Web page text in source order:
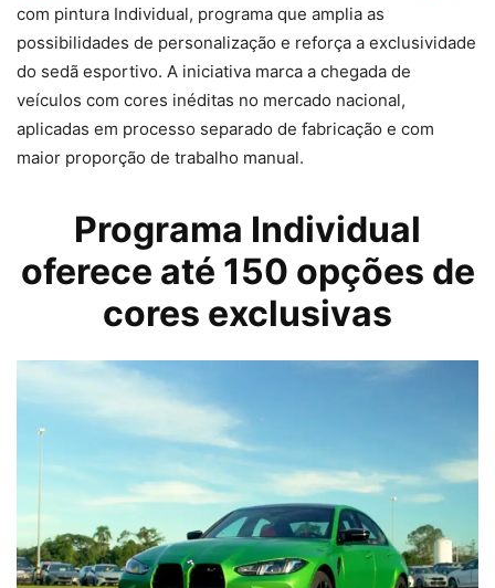
com pintura Individual, programa que amplia as
possibilidades de personalização e reforça a exclusividade
do sedã esportivo. A iniciativa marca a chegada de
veículos com cores inéditas no mercado nacional,
aplicadas em processo separado de fabricação e com
maior proporção de trabalho manual.
Programa Individual
oferece até 150 opções de
cores exclusivas